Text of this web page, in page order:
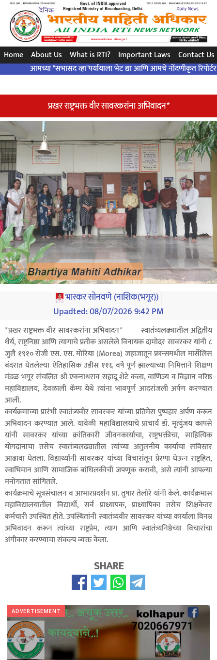
सरल सवाल..सटीक जवाब ... संविधान द्वारा ..!
Home About Us What is RTI? Important Laws
Contact Us
आमच्या "सभासद व्हा"पर्यायाला भेट द्या आणि आमचे नोंदणीकृत रिपोर्टर बना
प्रखर राष्ट्रभक्त वीर सावरकरांना अभिवादन*
भास्कर सोनवणे (नाशिक(भगूर))
Upadted:08/07/2026 9:42 PM
*प्रखर राष्ट्रभक्त वीर सावरकरांना अभिवादन* स्वातंत्र्यलढ्यातील अद्वितीय
धैर्य, राष्ट्रनिष्ठा आणि त्यागाचे प्रतीक असलेले विनायक दामोदर सावरकर यांनी ८
जुलै १९१० रोजी एस. एस. मोरिया (Morea) जहाजातून फ्रान्समधील मार्सेलिस
बंदरात घेतलेल्या ऐतिहासिक उडीस ११६ वर्षे पूर्ण झाल्याच्या निमित्ताने शिक्षण
मंडळ भगूर संचलित श्री एकनाथराव सहादू शेटे कला, वाणिज्य व विज्ञान वरिष्ठ
महाविद्यालय, देवळाली कॅम्प येथे त्यांना भावपूर्ण आदरांजली अर्पण करण्यात
आली.
कार्यक्रमाच्या प्रारंभी स्वातंत्र्यवीर सावरकर यांच्या प्रतिमेस पुष्पहार अर्पण करून
अभिवादन करण्यात आले. यावेळी महाविद्यालयाचे प्राचार्य डॉ. मृत्युंजय कापसे
यांनी सावरकर यांच्या क्रांतिकारी जीवनकार्याचा, राष्ट्रभक्तीचा, साहित्यिक
योगदानाचा तसेच स्वातंत्र्यलढ्यातील त्यांच्या अतुलनीय कार्याचा सविस्तर
आढावा घेतला. विद्यार्थ्यांनी सावरकर यांच्या विचारांतून प्रेरणा घेऊन राष्ट्रहित,
स्वाभिमान आणि सामाजिक बांधिलकीची जपणूक करावी, असे त्यांनी आपल्या
मनोगतात सांगितले.
कार्यक्रमाचे सूत्रसंचालन व आभारप्रदर्शन प्रा. तुषार तेलोरे यांनी केले. कार्यक्रमास
महाविद्यालयातील विद्यार्थी, सर्व प्राध्यापक, प्राध्यापिका तसेच शिक्षकेतर
कर्मचारी उपस्थित होते. उपस्थितांनी स्वातंत्र्यवीर सावरकर यांच्या कार्याला विनम्र
अभिवादन करून त्यांच्या राष्ट्रप्रेम, त्याग आणि स्वातंत्र्यनिष्ठेच्या विचारांचा
अंगीकार करण्याचा संकल्प व्यक्त केला.
SHARE
ADVERTISEMENT